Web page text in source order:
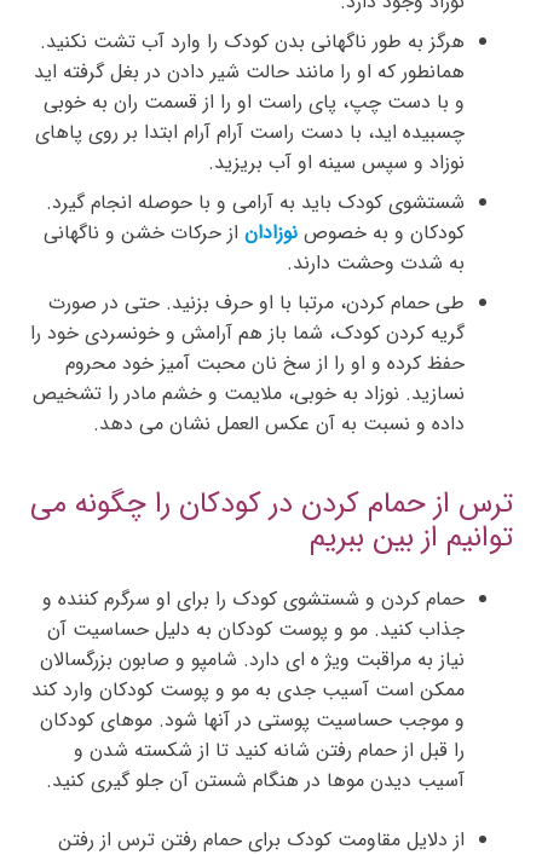
هرگز به طور ناگهانی بدن کودک را وارد آب تشت نکنید.
همانطور که او را مانند حالت شیر دادن در بغل گرفته اید
و با دست چپ، پای راست او را از قسمت ران به خوبی
چسبیده اید، با دست راست آرام آرام ابتدا بر روی پاهای
نوزاد و سپس سینه او آب بریزید.
شستشوی کودک باید به آرامی و با حوصله انجام گیرد.
کودکان و به خصوص نوزادان از حرکات خشن و ناگهانی
به شدت وحشت دارند.
طی حمام کردن، مرتبا با او حرف بزنید. حتی در صورت
گریه کردن کودک، شما باز هم آرامش و خونسردی خود را
حفظ کرده و او را از سخ نان محبت آمیز خود محروم
نسازید. نوزاد به خوبی، ملایمت و خشم مادر را تشخیص
داده و نسبت به آن عکس العمل نشان می دهد.
ترس از حمام کردن در کودکان را چگونه می
توانیم از بین ببریم
حمام کردن و شستشوی کودک را برای او سرگرم کننده و
جذاب کنید. مو و پوست کودکان به دلیل حساسیت آن
نیاز به مراقبت ویژ ه ای دارد. شامپو و صابون بزرگسالان
ممکن است آسیب جدی به مو و پوست کودکان وارد کند
و موجب حساسیت پوستی در آنها شود. موهای کودکان
را قبل از حمام رفتن شانه کنید تا از شکسته شدن و
آسیب دیدن موها در هنگام شستن آن جلو گیری کنید.
از دلایل مقاومت کودک برای حمام رفتن ترس از رفتن